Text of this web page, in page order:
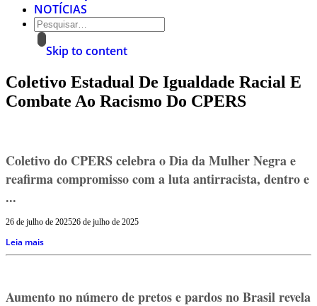
NOTÍCIAS
Skip to content
Coletivo Estadual De Igualdade Racial E
Combate Ao Racismo Do CPERS
Coletivo do CPERS celebra o Dia da Mulher Negra e
reafirma compromisso com a luta antirracista, dentro e
...
26 de julho de 202526 de julho de 2025
Leia mais
Aumento no número de pretos e pardos no Brasil revela